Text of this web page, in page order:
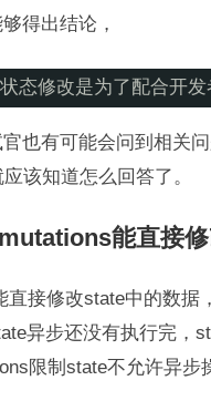
得出结论，
态修改是为了配合开发
也有可能会问到相关
该知道怎么回答了。
能直接
直接修改state中的数
异步还没有执行完，
限制state不允许异步